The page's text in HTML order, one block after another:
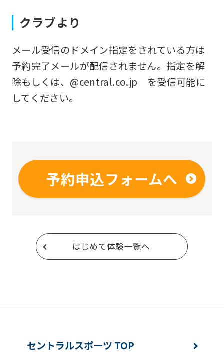
クラブより
メール受信のドメイン指定をされている方は
予約完了メールが配信されません。指定を解
除もしくは、@central.co.jp を受信可能に
してください。
予約申込フォームへ
はじめて体験一覧へ
using
the
service.
セントラルスポーツ TOP